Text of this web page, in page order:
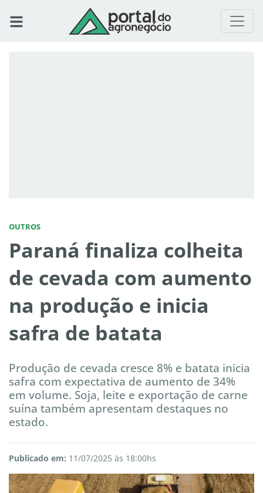
OUTROS
Paraná finaliza colheita
de cevada com aumento
na produção e inicia
safra de batata
Produção de cevada cresce 8% e batata inicia
safra com expectativa de aumento de 34%
em volume. Soja, leite e exportação de carne
suína também apresentam destaques no
estado.
Publicado em: 11/07/2025 às 18:00hs